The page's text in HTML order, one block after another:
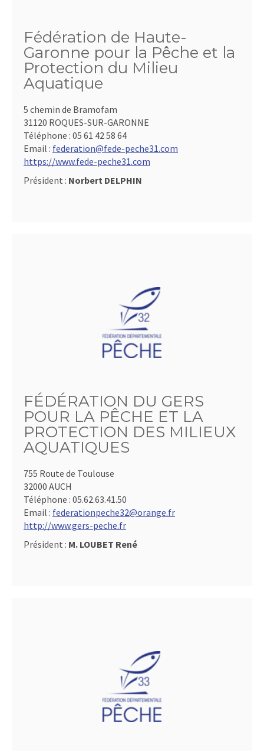
Fédération de Haute-
Garonne pour la Pêche et la
Protection du Milieu
Aquatique
5 chemin de Bramofam
31120 ROQUES-SUR-GARONNE
Téléphone : 05 61 42 58 64
Email : federation@fede-peche31.com
https://www.fede-peche31.com
Président : Norbert DELPHIN
FÉDÉRATION DU GERS
POUR LA PÊCHE ET LA
PROTECTION DES MILIEUX
AQUATIQUES
755 Route de Toulouse
32000 AUCH
Téléphone : 05.62.63.41.50
Email : federationpeche32@orange.fr
http://www.gers-peche.fr
Président : M. LOUBET René